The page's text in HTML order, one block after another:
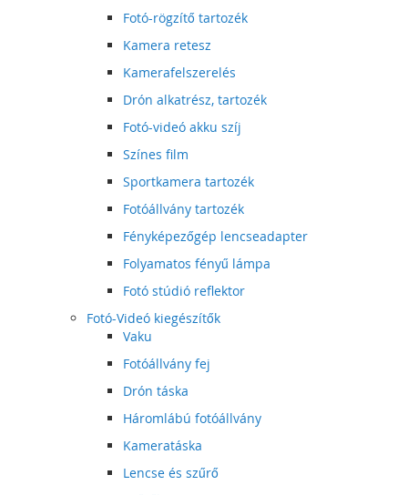
Fotó-rögzítő tartozék
Kamera retesz
Kamerafelszerelés
Drón alkatrész, tartozék
Fotó-videó akku szíj
Színes film
Sportkamera tartozék
Fotóállvány tartozék
Fényképezőgép lencseadapter
Folyamatos fényű lámpa
Fotó stúdió reflektor
Fotó-Videó kiegészítők
Vaku
Fotóállvány fej
Drón táska
Háromlábú fotóállvány
Kameratáska
Lencse és szűrő